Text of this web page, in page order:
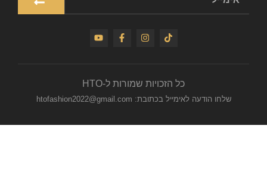
כל הזכויות שמורות ל-HTO
שלחו הודעה לאימייל בכתובת: htofashion2022@gmail.com